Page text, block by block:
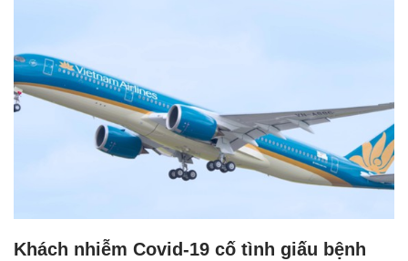
Khách nhiễm Covid-19 cố tình giấu bệnh